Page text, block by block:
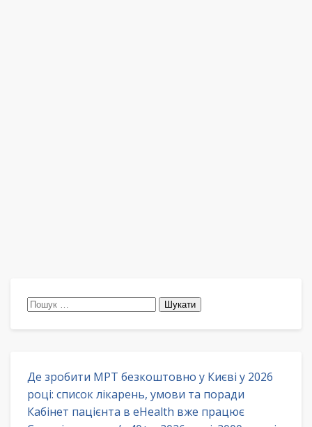
Пошук:
Де зробити МРТ безкоштовно у Києві у 2026
році: список лікарень, умови та поради
Кабінет пацієнта в eHealth вже працює